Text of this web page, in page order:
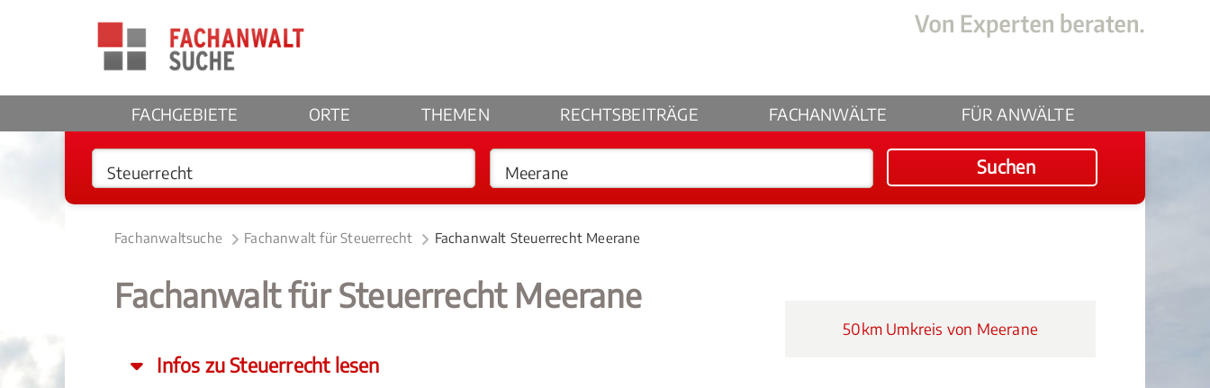
FACHGEBIETE ORTE THEMEN RECHTSBEITRÄGE FACHANWÄLTE FÜR ANWÄLTE
Suchen
Fachanwaltsuche Fachanwalt für Steuerrecht Fachanwalt Steuerrecht Meerane
Fachanwalt für Steuerrecht Meerane
Infos zu Steuerrecht lesen
50km Umkreis von Meerane